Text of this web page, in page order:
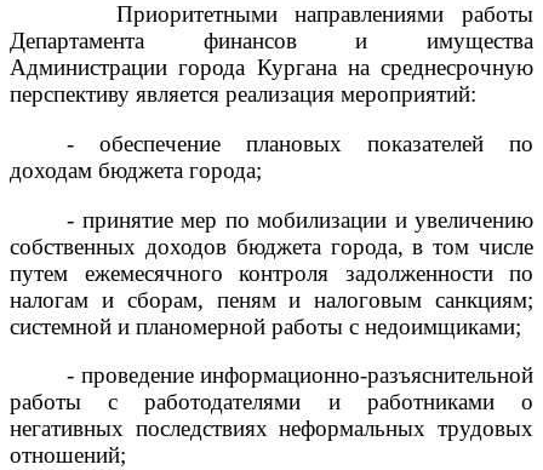
Приоритетными направлениями работы
Департамента финансов и имущества
Администрации города Кургана на среднесрочную
перспективу является реализация мероприятий:
- обеспечение плановых показателей по
доходам бюджета города;
- принятие мер по мобилизации и увеличению
собственных доходов бюджета города, в том числе
путем ежемесячного контроля задолженности по
налогам и сборам, пеням и налоговым санкциям;
системной и планомерной работы с недоимщиками;
- проведение информационно-разъяснительной
работы с работодателями и работниками о
негативных последствиях неформальных трудовых
отношений;